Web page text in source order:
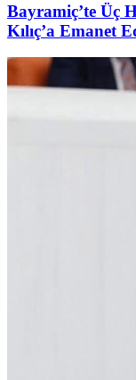
Bayramiç’te Üç
Kılıç’a Emanet